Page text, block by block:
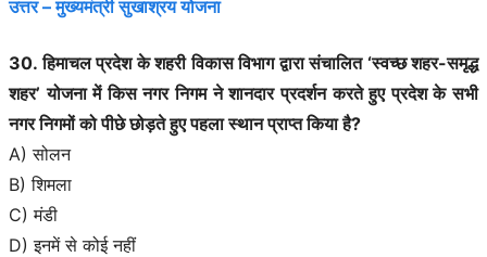
उत्तर – मुख्यमंत्री सुखाश्रय योजना
30. हिमाचल प्रदेश के शहरी विकास विभाग द्वारा संचालित ‘स्वच्छ शहर-समृद्ध
शहर’ योजना में किस नगर निगम ने शानदार प्रदर्शन करते हुए प्रदेश के सभी
नगर निगमों को पीछे छोड़ते हुए पहला स्थान प्राप्त किया है?
A) सोलन
B) शिमला
C) मंडी
D) इनमें से कोई नहीं